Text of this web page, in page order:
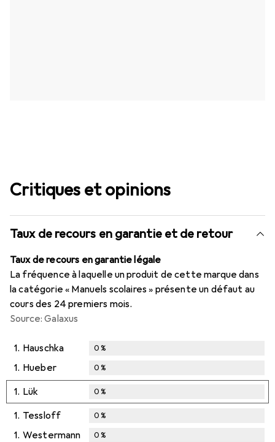
Critiques et opinions
Taux de recours en garantie et de retour
Taux de recours en garantie légale
La fréquence à laquelle un produit de cette marque dans
la catégorie « Manuels scolaires » présente un défaut au
cours des 24 premiers mois.
Source: Galaxus
1. Hauschka 0%
1. Hueber 0%
1. Lük 0%
1. Tessloff 0%
1. Westermann 0%